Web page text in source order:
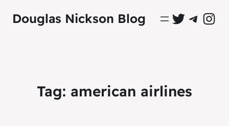
Douglas Nickson Blog Perfil Oficial no Twitter
Grupo Oficial no
Perfil
Tag: american airlines